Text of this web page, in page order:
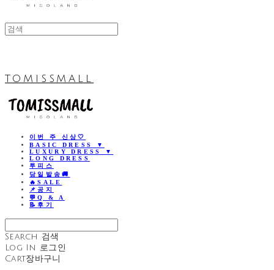
TOMISSMALL
이번 주 신상🤍
BASIC DRESS ▼
LUXURY DRESS ▼
LONG DRESS
투피스
당일발송🚚
🔥SALE
📌공지
💬Q & A
📝후기
Search 검색
Log In 로그인
Cart장바구니